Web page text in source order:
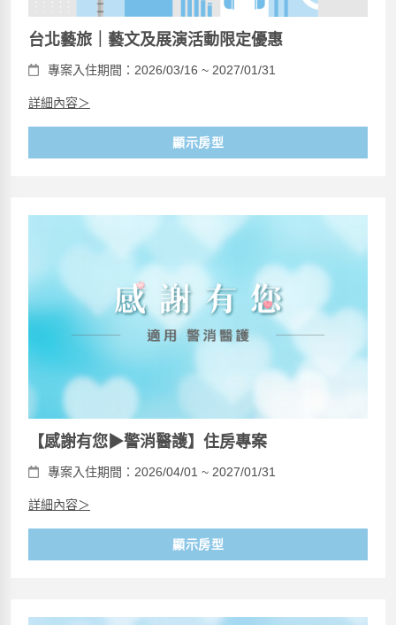
台北藝旅｜藝文及展演活動限定優惠
專案入住期間：2026/03/16 ~ 2027/01/31
詳細內容＞
顯示房型
【感謝有您▶警消醫護】住房專案
專案入住期間：2026/04/01 ~ 2027/01/31
詳細內容＞
顯示房型